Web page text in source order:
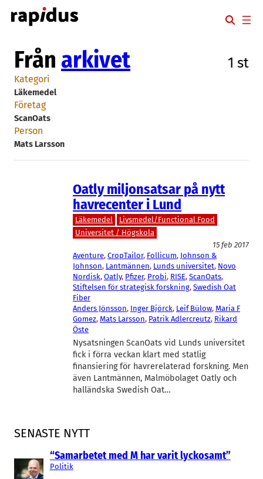
Hoppa
till
SENASTE NYTT
“Samarbetet med M har varit lyckosamt”
Politik
Från arkivet 1 st
Kategori
Läkemedel
Företag
ScanOats
Person
Mats Larsson
Oatly miljonsatsar på nytt
havrecenter i Lund
Läkemedel
Livsmedel/Functional Food
Universitet / Högskola
15 feb 2017
Aventure, CropTailor, Follicum, Johnson &
Johnson, Lantmännen, Lunds universitet, Novo
Nordisk, Oatly, Pfizer, Probi, RISE, ScanOats
Stiftelsen för strategisk forskning, Swedish Oat
Fiber
Anders Jönsson, Inger Björck, Leif Bülow, Maria F
Gomez, Mats Larsson, Patrik Adlercreutz, Rikard
Öste
Nysatsningen ScanOats vid Lunds universitet
fick i förra veckan klart med statlig
finansiering för havrerelaterad forskning. Men
även Lantmännen, Malmöbolaget Oatly och
halländska Swedish Oat…